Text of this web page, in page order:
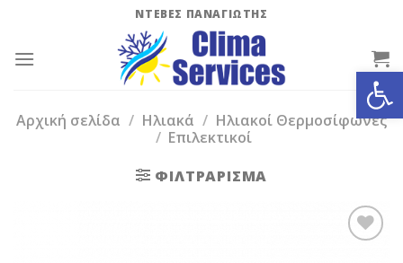
content
ΝΤΕΒΕΣ ΠΑΝΑΓΙΩΤΗΣ
Αρχική σελίδα / Ηλιακά / Ηλιακοί Θερμοσίφωνες
/ Επιλεκτικοί
ΦΙΛΤΡΆΡΙΣΜΑ